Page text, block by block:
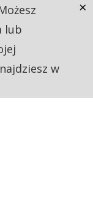
lub
w
×